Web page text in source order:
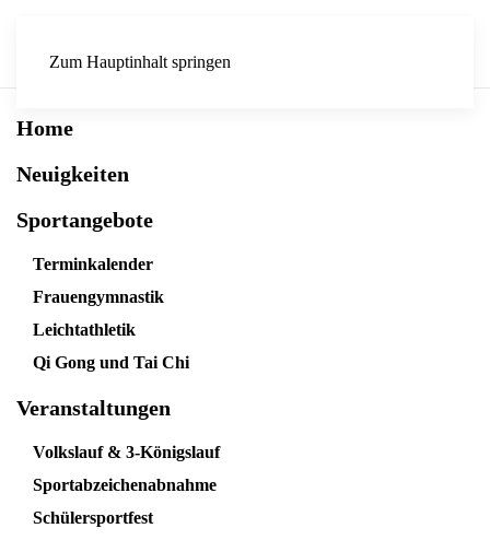
Zum Hauptinhalt springen
Home
Neuigkeiten
Sportangebote
Terminkalender
Frauengymnastik
Leichtathletik
Qi Gong und Tai Chi
Veranstaltungen
Volkslauf & 3-Königslauf
Sportabzeichenabnahme
Schülersportfest